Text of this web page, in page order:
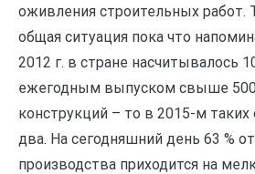
оживления строительных работ.
общая ситуация пока что
2012 г. в стране насчитывалось
ежегодным выпуском свыше
конструкций – то в 2015-м таких
два. На сегодняшний день 63 %
производства приходится на